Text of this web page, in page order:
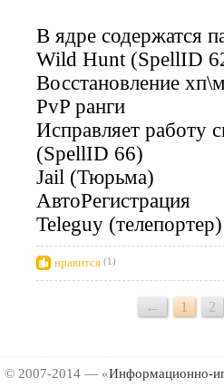
В ядре содержатся
Wild Hunt (SpellID
Восстановление
PvP ранги
Исправляет работу
(SpellID 66)
Jail (Тюрьма)
АвтоРегистрация
Teleguy (телепортер)
нравится (1)
← 1 2
© 2007-2014 — «Информационно-